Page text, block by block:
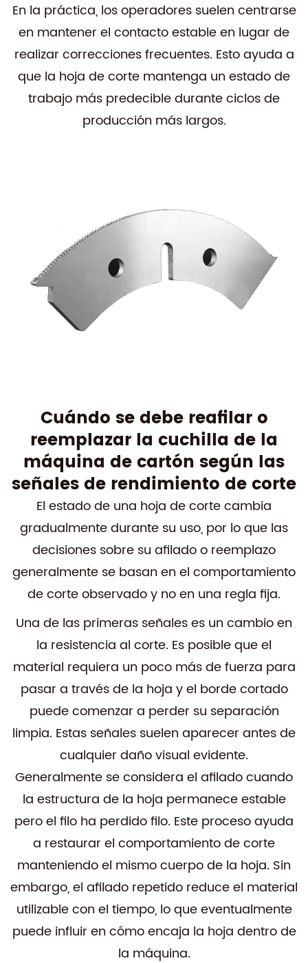
En la práctica, los operadores suelen centrarse
en mantener el contacto estable en lugar de
realizar correcciones frecuentes. Esto ayuda a
que la hoja de corte mantenga un estado de
trabajo más predecible durante ciclos de
producción más largos.
Cuándo se debe reafilar o
reemplazar la cuchilla de la
máquina de cartón según las
señales de rendimiento de corte
El estado de una hoja de corte cambia
gradualmente durante su uso, por lo que las
decisiones sobre su afilado o reemplazo
generalmente se basan en el comportamiento
de corte observado y no en una regla fija.
Una de las primeras señales es un cambio en
la resistencia al corte. Es posible que el
material requiera un poco más de fuerza para
pasar a través de la hoja y el borde cortado
puede comenzar a perder su separación
limpia. Estas señales suelen aparecer antes de
cualquier daño visual evidente.
Generalmente se considera el afilado cuando
la estructura de la hoja permanece estable
pero el filo ha perdido filo. Este proceso ayuda
a restaurar el comportamiento de corte
manteniendo el mismo cuerpo de la hoja. Sin
embargo, el afilado repetido reduce el material
utilizable con el tiempo, lo que eventualmente
puede influir en cómo encaja la hoja dentro de
la máquina.